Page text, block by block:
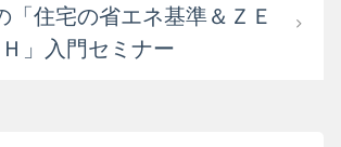
「住宅の省エネ基準＆ＺＥ
Ｈ」入門セミナー